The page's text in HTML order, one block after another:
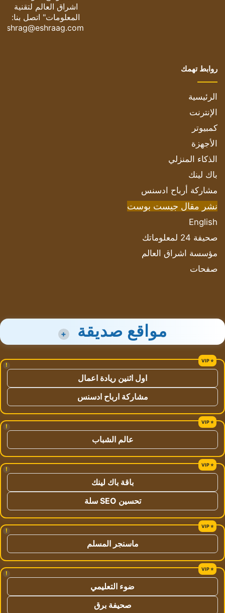
اشراق العالم لتقنية
المعلومات" اتصل بنا:
eshrag@eshraag.com
روابط تهمك
الرئيسية
الإنترنت
كمبيوتر
الأجهزة
الذكاء المنزلي
باك لينك
مشاركة أرباح ادسنس
نشر مقال جيست بوست
English
صحيفة 24 لمعلوماتك
مؤسسة اشراق العالم
صفحات
مواقع صديقة +
!
اول اثنين ريادة اعمال
مشاركة ارباح ادسنس
!
عالم الشباب
!
باقة باك لينك
تحسين SEO سلة
!
ماسنجر المسلم
!
ضوء التعليمي
صحيفة برق